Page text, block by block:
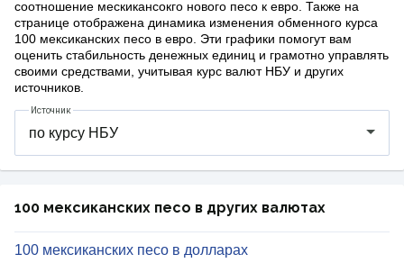
соотношение мескикансокго нового песо к евро. Также на
странице отображена динамика изменения обменного курса
100 мексиканских песо в евро. Эти графики помогут вам
оценить стабильность денежных единиц и грамотно управлять
своими средствами, учитывая курс валют НБУ и других
источников.
Источник
100 мексиканских песо в других валютах
100 мексиканских песо в долларах